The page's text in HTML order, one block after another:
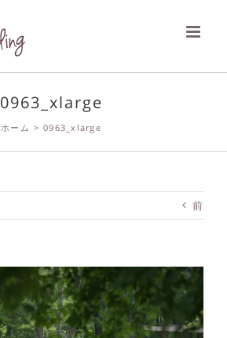
0963_xlarge
ホーム > 0963_xlarge
前